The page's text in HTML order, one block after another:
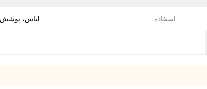
استفاده: لباس، پوشش